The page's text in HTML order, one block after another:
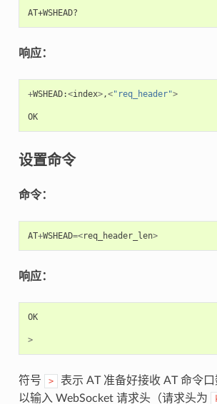
响应：
+WSHEAD:<index>,<"req_header">
OK
设置命令
命令：
AT+WSHEAD=<req_header_len>
响应：
OK
>
符号 >
表示 AT 准备好接收 AT 命令口
以输入 WebSocket 请求头（请求头为